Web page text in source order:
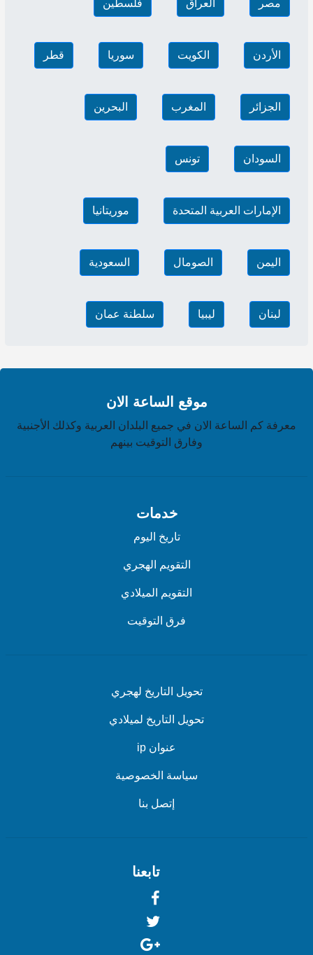
مصر العراق فلسطين
الأردن الكويت سوريا قطر
الجزائر المغرب البحرين
السودان تونس
الإمارات العربية المتحدة موريتانيا
اليمن الصومال السعودية
لبنان ليبيا سلطنة عمان
موقع الساعة الان
معرفة كم الساعة الان في جميع البلدان العربية وكذلك الأجنبية
وفارق التوقيت بينهم
خدمات
تاريخ اليوم
التقويم الهجري
التقويم الميلادي
فرق التوقيت
تحويل التاريخ لهجري
تحويل التاريخ لميلادي
عنوان ip
سياسة الخصوصية
إتصل بنا
تابعنا